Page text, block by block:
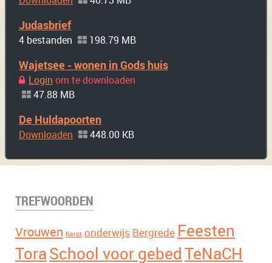
Judasbrief
4 bestanden 198.79 MB
Wajetsee - wonen in Gods huis
Login om te downloaden
47.88 MB
De Huldapoorten
Downloaden 448.00 KB
TREFWOORDEN
Vrouwen Kerst onderwijs Bergrede Feesten
ToraSchool voor gebedTeNaCH